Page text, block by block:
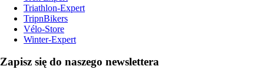
Triathlon-Expert
TripnBikers
Vélo-Store
Winter-Expert
Zapisz się do naszego newslettera